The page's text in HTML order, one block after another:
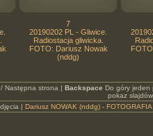
7
20190202 PL - Gliwice.
Radiostacja gliwicka.
FOTO: Dariusz Nowak
(nddg)
Następna strona | Backspace Do góry jeden
pokaz
| Dariusz NOWAK (nddg) - FOTOGRAFIA